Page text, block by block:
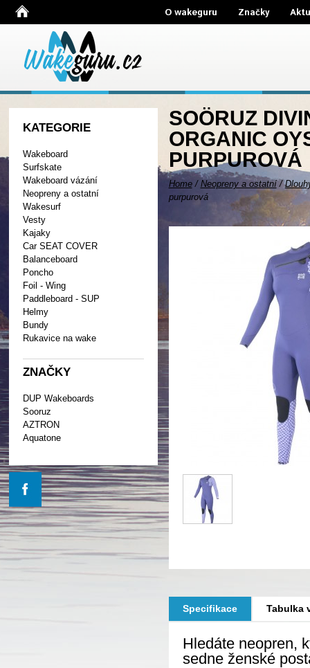
O wakeguru Značky
KATEGORIE
Wakeboard
Surfskate
Wakeboard vázání
Neopreny a ostatní
Wakesurf
Vesty
Kajaky
Car SEAT COVER
Balanceboard
Poncho
Foil - Wing
Paddleboard - SUP
Helmy
Bundy
Rukavice na wake
ZNAČKY
DUP Wakeboards
Sooruz
AZTRON
Aquatone
SOÖRUZ
ORGANIC
PURPUROVÁ
Home/ Neopreny a ostatní/
purpurová
Specifikace Tabulka
Hledáte neopren,
sedne ženské